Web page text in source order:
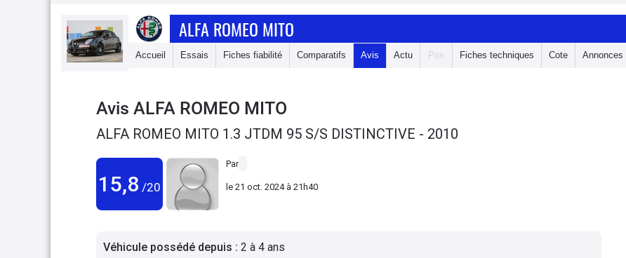
ALFA ROMEO MITO
Accueil Essais Fiches fiabilité Comparatifs Avis Actu Prix Fiches techniques Cote Annonces
Avis ALFA ROMEO MITO
ALFA ROMEO MITO 1.3 JTDM 95 S/S DISTINCTIVE - 2010
15,8 /20
Par
le 21 oct. 2024 à 21h40
Véhicule possédé depuis : 2 à 4 ans